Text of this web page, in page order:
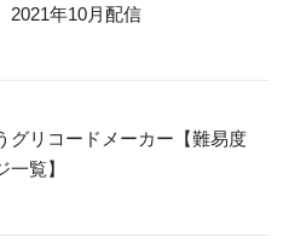
年10月配信
グリコードメーカー【難易度
一覧】